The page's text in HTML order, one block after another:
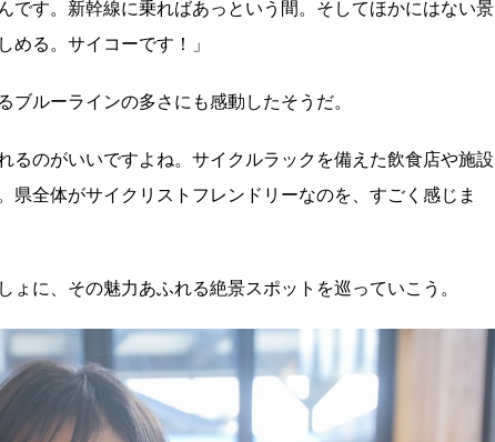
です。新幹線に乗ればあっという間。そしてほかにはない景
る。サイコーです！」
ルーラインの多さにも感動したそうだ。
るのがいいですよね。サイクルラックを備えた飲食店や施設
全体がサイクリストフレンドリーなのを、すごく感じま
に、その魅力あふれる絶景スポットを巡っていこう。